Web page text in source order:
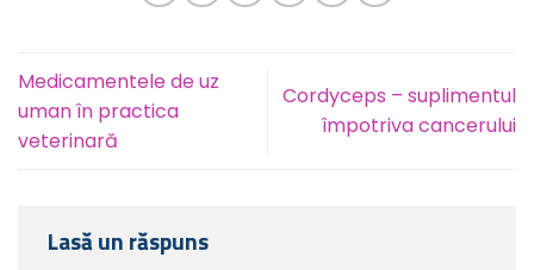
Medicamentele de uz
uman în practica
veterinară
Cordyceps – suplimentul
împotriva cancerului
Lasă un răspuns